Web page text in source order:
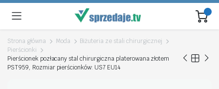
Strona główna Moda
Biżuteria ze stali chirurgicznej
Pierścionki
Pierścionek pozłacany stal chirurgiczna platerowana złotem
PST959, Rozmiar pierścionków: US7 EU14